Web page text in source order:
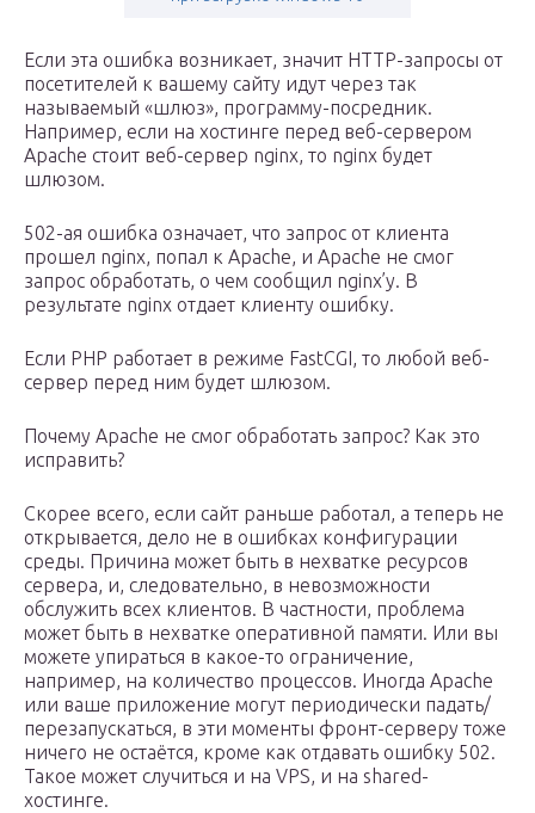
Если эта ошибка возникает, значит HTTP-запросы от
посетителей к вашему сайту идут через так
называемый «шлюз», программу-посредник.
Например, если на хостинге перед веб-сервером
Apache стоит веб-сервер nginx, то nginx будет
шлюзом.
502-ая ошибка означает, что запрос от клиента
прошел nginx, попал к Apache, и Apache не смог
запрос обработать, о чем сообщил nginx’у. В
результате nginx отдает клиенту ошибку.
Если PHP работает в режиме FastCGI, то любой веб-
сервер перед ним будет шлюзом.
Почему Apache не смог обработать запрос? Как это
исправить?
Скорее всего, если сайт раньше работал, а теперь не
открывается, дело не в ошибках конфигурации
среды. Причина может быть в нехватке ресурсов
сервера, и, следовательно, в невозможности
обслужить всех клиентов. В частности, проблема
может быть в нехватке оперативной памяти. Или вы
можете упираться в какое-то ограничение,
например, на количество процессов. Иногда Apache
или ваше приложение могут периодически падать/
перезапускаться, в эти моменты фронт-серверу тоже
ничего не остаётся, кроме как отдавать ошибку 502.
Такое может случиться и на VPS, и на shared-
хостинге.